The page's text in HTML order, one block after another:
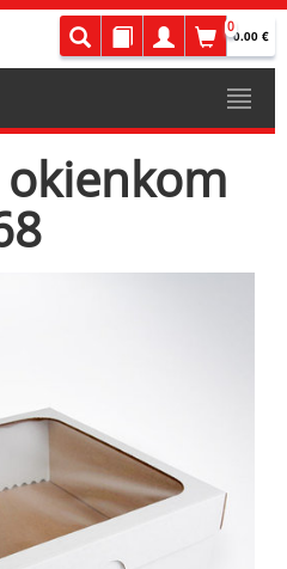
0
0.00 €
okienkom